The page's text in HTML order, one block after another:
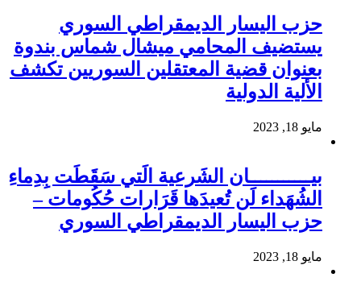
حزب اليسار الديمقراطي السوري
يستضيف المحامي ميشال شماس بندوة
بعنوان قضية المعتقلين السوريين تكشف
الألية الدولية
مايو 18, 2023
بيـــــــــــان الشَرعية الَتي سَقَطَت بِدِماءِ
الشُهَداء لَن تُعيدَها قَرَارات حُكُومات –
حزب اليسار الديمقراطي السوري
مايو 18, 2023